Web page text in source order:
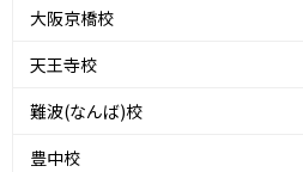
大阪京橋校
天王寺校
難波(なんば)校
豊中校